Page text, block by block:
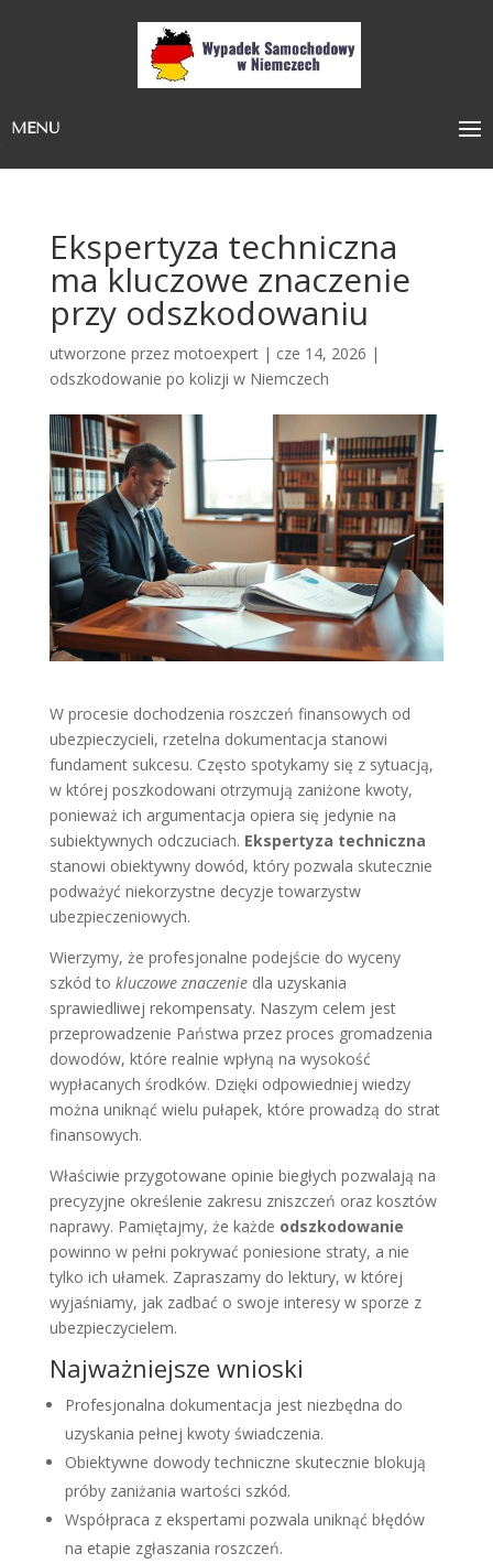
MENU
Ekspertyza techniczna
ma kluczowe znaczenie
przy odszkodowaniu
utworzone przez motoexpert| cze 14, 2026 |
odszkodowanie po kolizji w Niemczech
W procesie dochodzenia roszczeń finansowych od
ubezpieczycieli, rzetelna dokumentacja stanowi
fundament sukcesu. Często spotykamy się z sytuacją,
w której poszkodowani otrzymują zaniżone kwoty,
ponieważ ich argumentacja opiera się jedynie na
subiektywnych odczuciach. Ekspertyza techniczna
stanowi obiektywny dowód, który pozwala skutecznie
podważyć niekorzystne decyzje towarzystw
ubezpieczeniowych.
Wierzymy, że profesjonalne podejście do wyceny
szkód to kluczowe znaczeniedla uzyskania
sprawiedliwej rekompensaty. Naszym celem jest
przeprowadzenie Państwa przez proces gromadzenia
dowodów, które realnie wpłyną na wysokość
wypłacanych środków. Dzięki odpowiedniej wiedzy
można uniknąć wielu pułapek, które prowadzą do strat
finansowych.
Właściwie przygotowane opinie biegłych pozwalają na
precyzyjne określenie zakresu zniszczeń oraz kosztów
naprawy. Pamiętajmy, że każde odszkodowanie
powinno w pełni pokrywać poniesione straty, a nie
tylko ich ułamek. Zapraszamy do lektury, w której
wyjaśniamy, jak zadbać o swoje interesy w sporze z
ubezpieczycielem.
Najważniejsze wnioski
Profesjonalna dokumentacja jest niezbędna do
uzyskania pełnej kwoty świadczenia.
Obiektywne dowody techniczne skutecznie blokują
próby zaniżania wartości szkód.
Współpraca z ekspertami pozwala uniknąć błędów
na etapie zgłaszania roszczeń.